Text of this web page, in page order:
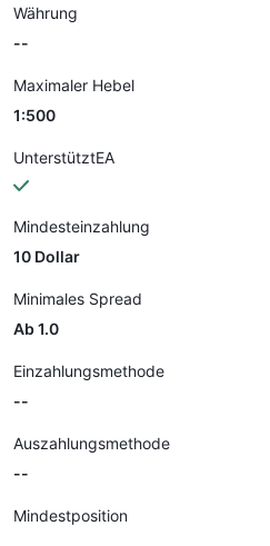
Währung
--
Maximaler Hebel
1:500
UnterstütztEA
Mindesteinzahlung
10 Dollar
Minimales Spread
Ab 1.0
Einzahlungsmethode
--
Auszahlungsmethode
--
Mindestposition